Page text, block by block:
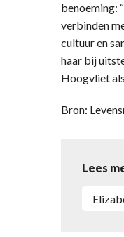
benoeming:
verbinden
cultuur en
haar bij
Hoogvliet
Bron:
Lees